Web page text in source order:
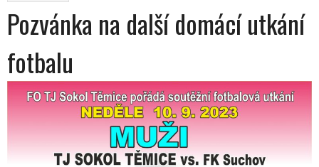
Pozvánka na další domácí utkání
fotbalu